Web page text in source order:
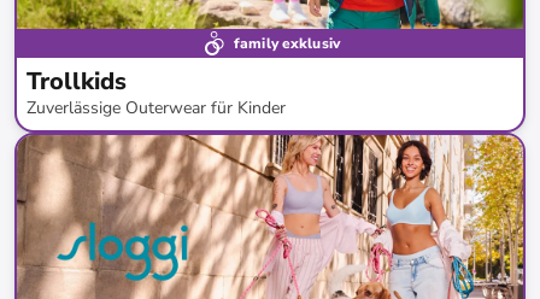
family exklusiv
Trollkids
Zuverlässige Outerwear für Kinder
bis - 51 %*